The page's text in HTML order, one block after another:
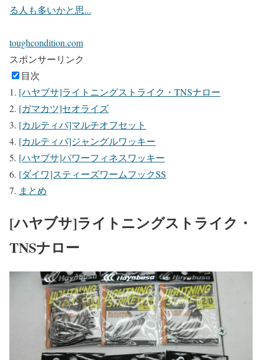
る人も多いかと思...
toughcondition.com
スポンサーリンク
目次
[ハヤブサ]ライトニングストライク・TNSナロー
[ガマカツ]セオライズ
[カルティバ]マルチオフセット
[カルティバ]ジャングルワッキー
[ハヤブサ]パワーフィネスワッキー
[ダイワ]スティーズワームフックSS
まとめ
[ハヤブサ]ライトニングストライク・
TNSナロー